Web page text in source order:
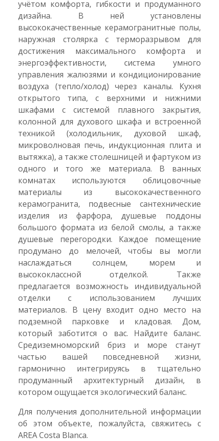
учётом комфорта, гибкости и продуманного
дизайна. В ней установлены
высококачественные керамогранитные полы,
наружная столярка с терморазрывом для
достижения максимального комфорта и
энергоэффективности, система умного
управления жалюзями и кондиционирование
воздуха (тепло/холод) через каналы. Кухня
открытого типа, с верхними и нижними
шкафами с системой плавного закрытия,
колонной для духового шкафа и встроенной
техникой (холодильник, духовой шкаф,
микроволновая печь, индукционная плита и
вытяжка), а также столешницей и фартуком из
одного и того же материала. В ванных
комнатах используются облицовочные
материалы из высококачественного
керамогранита, подвесные сантехнические
изделия из фарфора, душевые поддоны
большого формата из белой смолы, а также
душевые перегородки. Каждое помещение
продумано до мелочей, чтобы вы могли
наслаждаться солнцем, морем и
высококлассной отделкой. Также
предлагается возможность индивидуальной
отделки с использованием лучших
материалов. В цену входит одно место на
подземной парковке и кладовая. Дом,
который заботится о вас. Найдите баланс.
Средиземноморский бриз и море станут
частью вашей повседневной жизни,
гармонично интегрируясь в тщательно
продуманный архитектурный дизайн, в
котором ощущается экологический баланс.
Для получения дополнительной информации
об этом объекте, пожалуйста, свяжитесь с
AREA Costa Blanca.